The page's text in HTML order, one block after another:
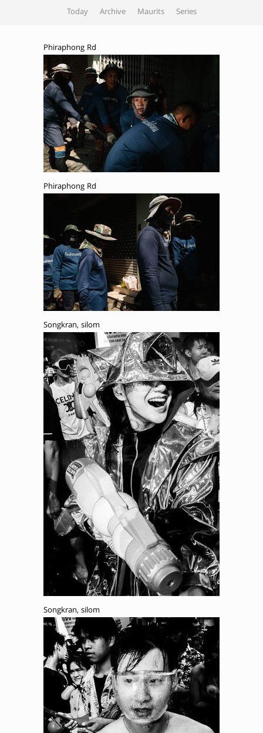
Today Archive Maurits Series
Phiraphong Rd
Phiraphong Rd
Songkran, silom
Songkran, silom